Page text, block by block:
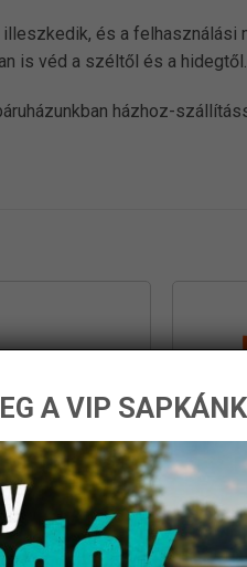
és a
is véd a széltől és a hidegtől.
házhoz-
A VIP